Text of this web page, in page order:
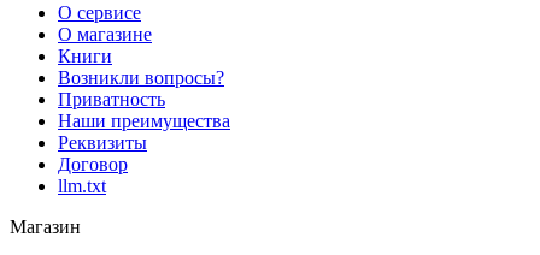
О сервисе
О магазине
Книги
Возникли вопросы?
Приватность
Наши преимущества
Реквизиты
Договор
llm.txt
Магазин